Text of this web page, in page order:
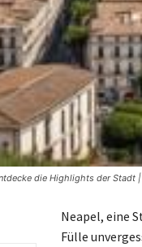
die Highlights der
Neapel, eine
Fülle